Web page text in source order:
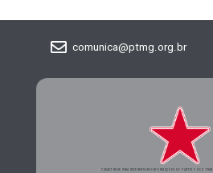
comunica@ptmg.org.br
CADASTRE-SE PARA RECEBER MAIS INFORMAÇÕES DO PARTIDO DOS